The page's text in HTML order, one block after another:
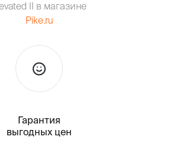
II в магазине
Pike.ru
Гарантия
выгодных цен